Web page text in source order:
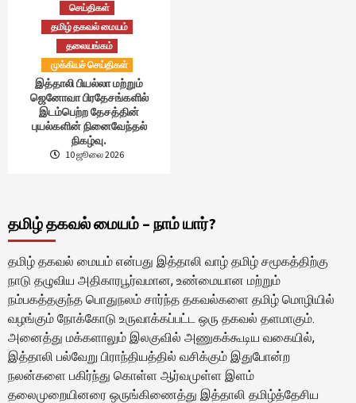
செய்திகள்
தமிழ் தகவல் மையம்
தலையங்கம்
முக்கியச் செய்திகள்
இத்தாலி பியல்லா மற்றும்
ஜெனோவா பிரதேசங்களில்
இடம்பெற்ற தேசத்தின்
புயல்களின் நினைவேந்தல்
நிகழ்வு.
10 ஜூலை 2026
தமிழ் தகவல் மையம் – நாம் யார்?
தமிழ் தகவல் மையம் என்பது இத்தாலி வாழ் தமிழ் சமூகத்திற்கு
நாடு தழுவிய அதிகாரபூர்வமான, உண்மையான மற்றும்
நம்பகத்தகுந்த பொதுநலம் சார்ந்த தகவல்களை தமிழ் மொழியில்
வழங்கும் நோக்கோடு உருவாக்கப்பட்ட ஒரு தகவல் தளமாகும்.
அனைத்து மக்களாலும் இலகுவில் அணுகக்கூடிய வகையில்,
இத்தாலி பல்வேறு பிராந்தியத்தில் வசிக்கும் இதுபோன்ற
நலன்களை பகிர்ந்து கொள்ள ஆர்வமுள்ள இளம்
தலைமுறையினரை ஒருங்கிணைத்து இத்தாலி தமிழ்த்தேசிய